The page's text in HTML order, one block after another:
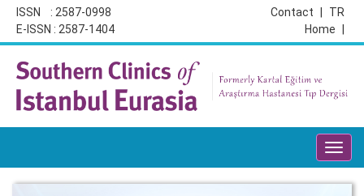
ISSN : 2587-0998
E-ISSN : 2587-1404
TR
Contact
Home